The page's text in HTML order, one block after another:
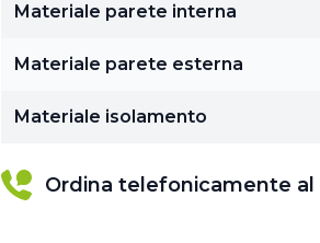
Materiale parete interna
Materiale parete esterna
Materiale isolamento
Ordina telefonicamente al